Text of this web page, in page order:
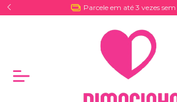
Entrega por Coreios e